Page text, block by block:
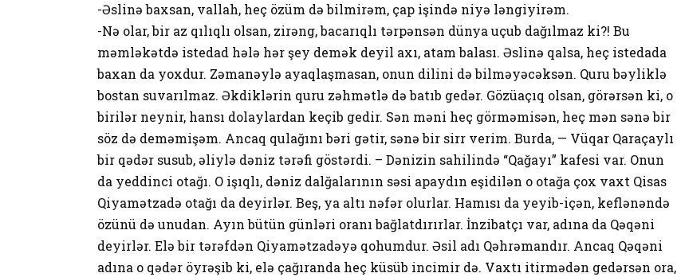
-Əslinə baxsan, vallah, heç özüm də bilmirəm, çap işində niyə ləngiyirəm.
-Nə olar, bir az qılıqlı olsan, zirəng, bacarıqlı tərpənsən dünya uçub dağılmaz ki?! Bu
məmləkətdə istedad hələ hər şey demək deyil axı, atam balası. Əslinə qalsa, heç istedada
baxan da yoxdur. Zəmanəylə ayaqlaşmasan, onun dilini də bilməyəcəksən. Quru bəyliklə
bostan suvarılmaz. Əkdiklərin quru zəhmətlə də batıb gedər. Gözüaçıq olsan, görərsən ki, o
birilər neynir, hansı dolaylardan keçib gedir. Sən məni heç görməmisən, heç mən sənə bir
söz də deməmişəm. Ancaq qulağını bəri gətir, sənə bir sirr verim. Burda, — Vüqar Qaraçaylı
bir qədər susub, əliylə dəniz tərəfi göstərdi. – Dənizin sahilində “Qağayı” kafesi var. Onun
da yeddinci otağı. O işıqlı, dəniz dalğalarının səsi apaydın eşidilən o otağa çox vaxt Qisas
Qiyamətzadə otağı da deyirlər. Beş, ya altı nəfər olurlar. Hamısı da yeyib-içən, keflənəndə
özünü də unudan. Ayın bütün günləri oranı bağlatdırırlar. İnzibatçı var, adına da Qəqəni
deyirlər. Elə bir tərəfdən Qiyamətzadəyə qohumdur. Əsil adı Qəhrəmandır. Ancaq Qəqəni
adına o qədər öyrəşib ki, elə çağıranda heç küsüb incimir də. Vaxtı itirmədən gedərsən ora,